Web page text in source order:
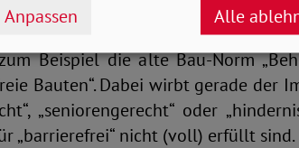
Automaten.
Beispiel die alte Bau-Norm
Bauten“. Dabei wirbt gerade
„seniorengerecht“ oder
„barrierefrei“ nicht (voll) erfüllt
Anpassen Alle